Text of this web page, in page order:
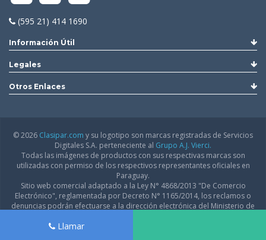
Llamar
(595 21) 414 1690
Información Útil
Legales
Otros Enlaces
© 2026 Clasipar.com y su logotipo son marcas registradas de Servicios
Digitales S.A. perteneciente al Grupo A.J. Vierci.
Todas las imágenes de productos con sus respectivas marcas son
utilizadas con permiso de los respectivos representantes oficiales en
Paraguay.
Sitio web comercial adaptado a la Ley N° 4868/2013 "De Comercio
Electrónico", reglamentada por Decreto N° 1165/2014, los reclamos o
denuncias podrán efectuarse a la dirección electrónica del Ministerio de